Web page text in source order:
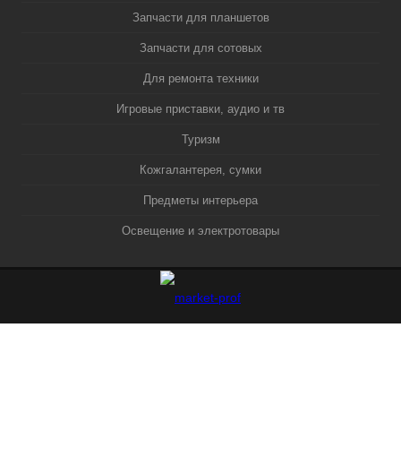
Запчасти для планшетов
Запчасти для сотовых
Для ремонта техники
Игровые приставки, аудио и тв
Туризм
Кожгалантерея, сумки
Предметы интерьера
Освещение и электротовары